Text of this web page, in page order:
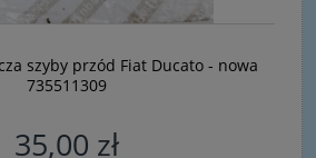
szyby przód Fiat Ducato - nowa
735511309
35,00 zł